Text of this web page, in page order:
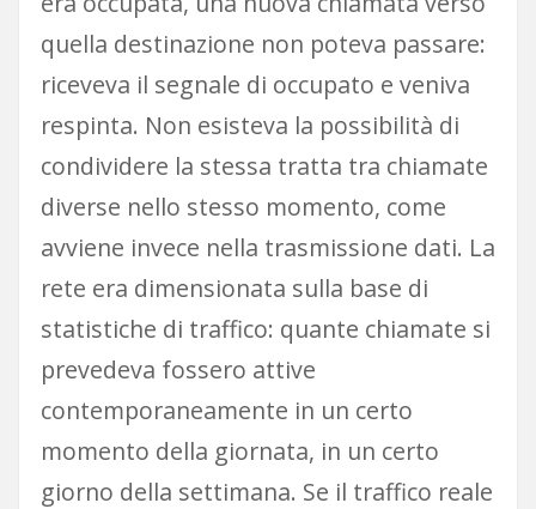
quella destinazione non poteva passare:
riceveva il segnale di occupato e veniva
respinta. Non esisteva la possibilità di
condividere la stessa tratta tra chiamate
diverse nello stesso momento, come
avviene invece nella trasmissione dati. La
rete era dimensionata sulla base di
statistiche di traffico: quante chiamate si
prevedeva fossero attive
contemporaneamente in un certo
momento della giornata, in un certo
giorno della settimana. Se il traffico reale